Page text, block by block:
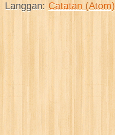
Langgan: Catatan (Atom)